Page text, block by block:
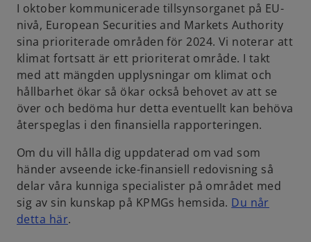
I oktober kommunicerade tillsynsorganet på EU-
nivå, European Securities and Markets Authority
sina prioriterade områden för 2024. Vi noterar att
klimat fortsatt är ett prioriterat område. I takt
med att mängden upplysningar om klimat och
hållbarhet ökar så ökar också behovet av att se
över och bedöma hur detta eventuellt kan behöva
återspeglas i den finansiella rapporteringen.
Om du vill hålla dig uppdaterad om vad som
händer avseende icke-finansiell redovisning så
delar våra kunniga specialister på området med
sig av sin kunskap på KPMGs hemsida. Du når
detta häro.